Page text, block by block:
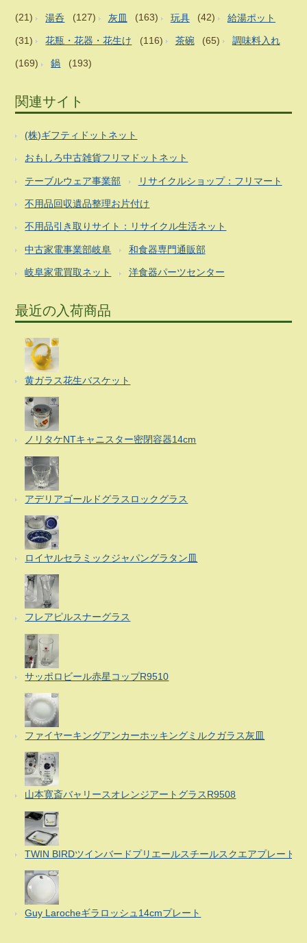
(21) 湯呑 (127) 灰皿 (163) 玩具 (42) 給湯ポット
(31) 花瓶・花器・花生け (116) 茶碗 (65) 調味料入れ
(169) 鍋 (193)
関連サイト
(株)ギフティドットネット
おもしろ中古雑貨フリマドットネット
テーブルウェア事業部 リサイクルショップ：フリマート
不用品回収遺品整理お片付け
不用品引き取りサイト：リサイクル生活ネット
中古家電事業部岐阜 和食器専門通販部
岐阜家電買取ネット 洋食器パーツセンター
最近の入荷商品
黄ガラス花生バスケット
ノリタケNTキャニスター密閉容器14cm
アデリアゴールドグラスロックグラス
ロイヤルセラミックジャパングラタン皿
フレアピルスナーグラス
サッポロビール赤星コップR9510
ファイヤーキングアンカーホッキングミルクガラス灰皿
山本寛斎バャリースオレンジアートグラスR9508
TWIN BIRDツインバードプリエールスチールスクエアプレート
Guy Larocheギラロッシュ14cmプレート